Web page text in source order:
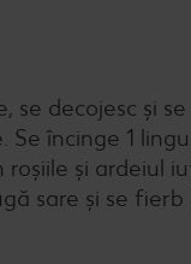
se decojesc și
Se încinge 1
roșiile și ardeiul
sare și se fierb